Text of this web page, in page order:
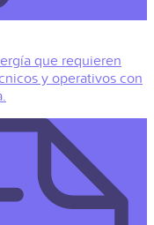
que requieren
y operativos con